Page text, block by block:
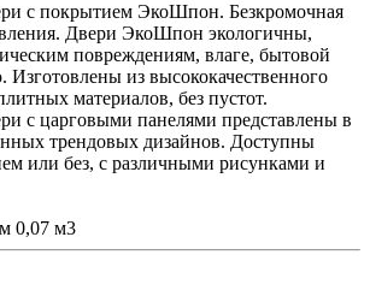
с покрытием ЭкоШпон. Безкромочная
Двери ЭкоШпон экологичны,
повреждениям, влаге, бытовой
из высококачественного
материалов, без пустот.
с царговыми панелями представлены в
трендовых дизайнов. Доступны
или без, с различными рисунками и
0,07 м3